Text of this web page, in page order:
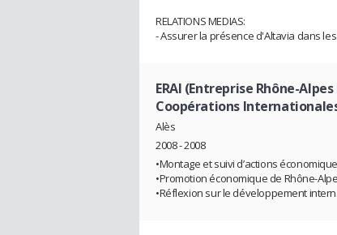
RELATIONS MEDIAS:
- Assurer la présence d'Altavia dans
ERAI (Entreprise Rhône-
Coopérations
Alès
2008 - 2008
•Montage et suivi d’actions
•Promotion économique de Rhône-
•Réflexion sur le développement